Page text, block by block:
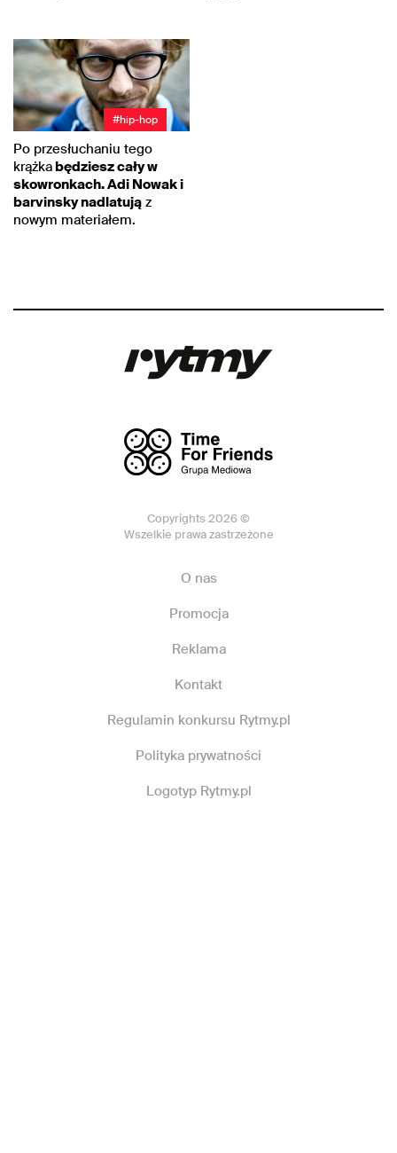
#hip-hop
Po przesłuchaniu tego
krążkabędziesz cały w
skowronkach. Adi Nowak i
barvinsky nadlatują z
nowym materiałem.
Copyrights 2026 ©
Wszelkie prawa zastrzeżone
O nas
Promocja
Reklama
Kontakt
Regulamin konkursu Rytmy.pl
Polityka prywatności
Logotyp Rytmy.pl